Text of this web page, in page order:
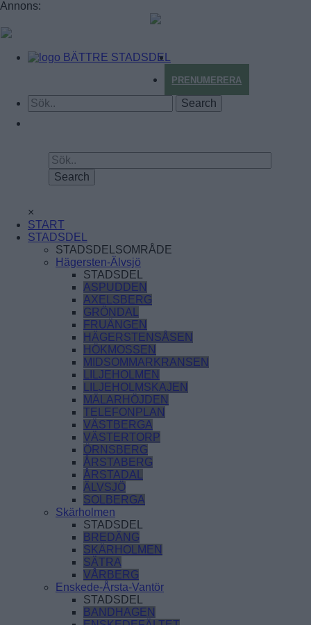
Annons:
BÄTTRE STADSDEL
PRENUMERERA
×
START
STADSDEL
STADSDELSOMRÅDE
Hägersten-Älvsjö
STADSDEL
ASPUDDEN
AXELSBERG
GRÖNDAL
FRUÄNGEN
HÄGERSTENSÅSEN
HÖKMOSSEN
MIDSOMMARKRANSEN
LILJEHOLMEN
LILJEHOLMSKAJEN
MÄLARHÖJDEN
TELEFONPLAN
VÄSTBERGA
VÄSTERTORP
ÖRNSBERG
ÅRSTABERG
ÅRSTADAL
ÄLVSJÖ
SOLBERGA
Skärholmen
STADSDEL
BREDÄNG
SKÄRHOLMEN
SÄTRA
VÅRBERG
Enskede-Årsta-Vantör
STADSDEL
BANDHAGEN